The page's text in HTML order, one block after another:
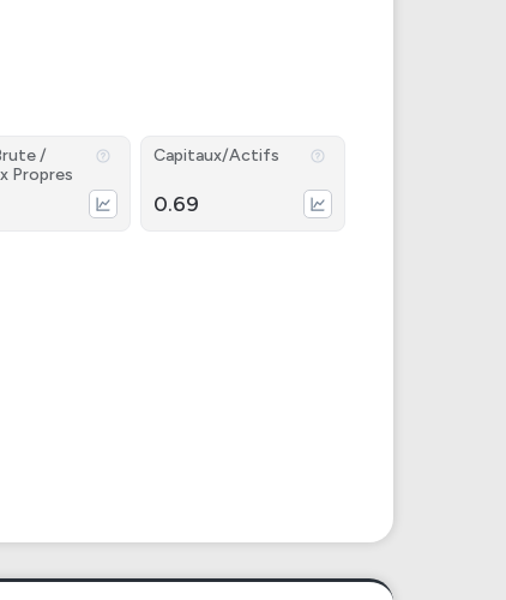
/
Propres
Capitaux/Actifs
0.69